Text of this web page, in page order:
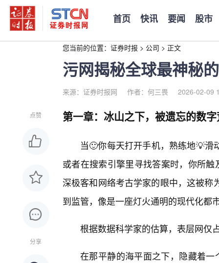
首页 快讯 要闻 股市
您当前的位置： 证券时报 > 公司 > 正文
污网揭秘全球最神秘
来源：证券时报网 作者：何三畏 2026-02-09
点赞
分享
第一章：冰山之下，被遗忘的数
当🙂你每天打开手机，熟练地💡
或者在搜索引擎里寻找答案时，你所
深极客和网络考古学家的眼中，这被称
到监管，像是一座灯火通明的现代化都
根据数据科学家的估算，表层网仅
在那平静的海平面之下，隐藏着